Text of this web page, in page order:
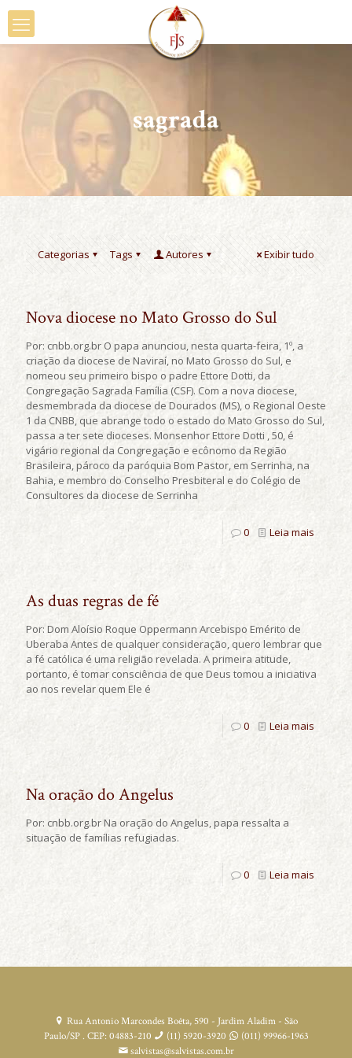
sagrada
Categorias Tags Autores Exibir tudo
Nova diocese no Mato Grosso do Sul
Por: cnbb.org.br O papa anunciou, nesta quarta-feira, 1º, a
criação da diocese de Naviraí, no Mato Grosso do Sul, e
nomeou seu primeiro bispo o padre Ettore Dotti, da
Congregação Sagrada Família (CSF). Com a nova diocese,
desmembrada da diocese de Dourados (MS), o Regional Oeste
1 da CNBB, que abrange todo o estado do Mato Grosso do Sul,
passa a ter sete dioceses. Monsenhor Ettore Dotti , 50, é
vigário regional da Congregação e ecônomo da Região
Brasileira, pároco da paróquia Bom Pastor, em Serrinha, na
Bahia, e membro do Conselho Presbiteral e do Colégio de
Consultores da diocese de Serrinha
0 Leia mais
As duas regras de fé
Por: Dom Aloísio Roque Oppermann Arcebispo Emérito de
Uberaba Antes de qualquer consideração, quero lembrar que
a fé católica é uma religião revelada. A primeira atitude,
portanto, é tomar consciência de que Deus tomou a iniciativa
ao nos revelar quem Ele é
0 Leia mais
Na oração do Angelus
Por: cnbb.org.br Na oração do Angelus, papa ressalta a
situação de famílias refugiadas.
0 Leia mais
Rua Antonio Marcondes Boêta, 590 - Jardim Aladim - São
Paulo/SP . CEP: 04883-210
(11) 5920-3920
(011) 99966-1963
salvistas@salvistas.com.br